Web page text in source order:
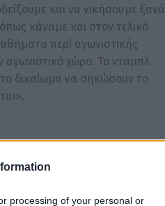
processing of your personal or
και να νικήσουμε ξανά
κάναμε και στον τελικό
περί αγωνιστικής
αγωνιστικό χώρο. Το νταμπλ
δικαίωμα να σηκώσουν το